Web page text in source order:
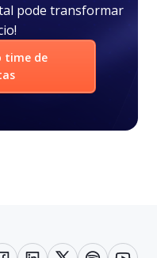
pode transformar
time de